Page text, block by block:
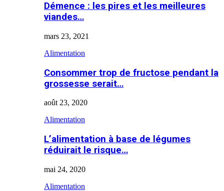
Démence : les pires et les meilleures
viandes…
mars 23, 2021
Alimentation
Consommer trop de fructose pendant la
grossesse serait…
août 23, 2020
Alimentation
L’alimentation à base de légumes
réduirait le risque…
mai 24, 2020
Alimentation